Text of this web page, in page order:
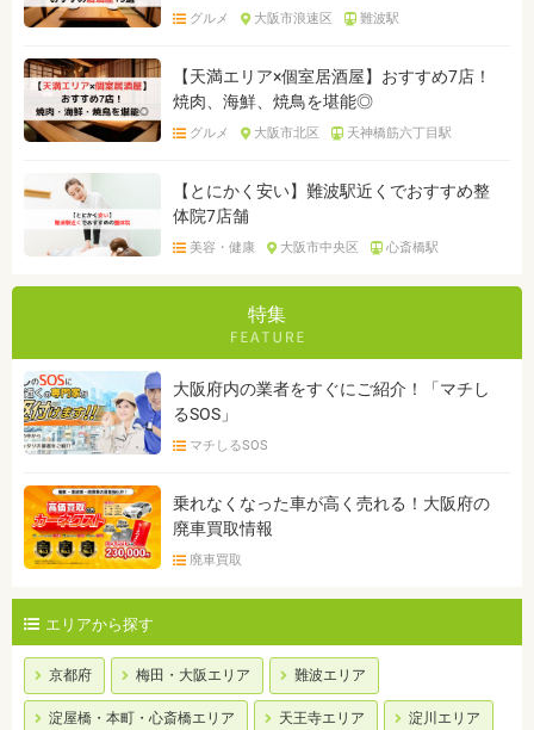
グルメ 大阪市浪速区 難波駅
【天満エリア×個室居酒屋】おすすめ7店！
焼肉、海鮮、焼鳥を堪能◎
グルメ 大阪市北区 天神橋筋六丁目駅
【とにかく安い】難波駅近くでおすすめ整
体院7店舗
美容・健康 大阪市中央区 心斎橋駅
特集
大阪府内の業者をすぐにご紹介！「マチし
るSOS」
マチしるSOS
乗れなくなった車が高く売れる！大阪府の
廃車買取情報
廃車買取
エリアから探す
京都府 梅田・大阪エリア 難波エリア
淀屋橋・本町・心斎橋エリア 天王寺エリア 淀川エリア